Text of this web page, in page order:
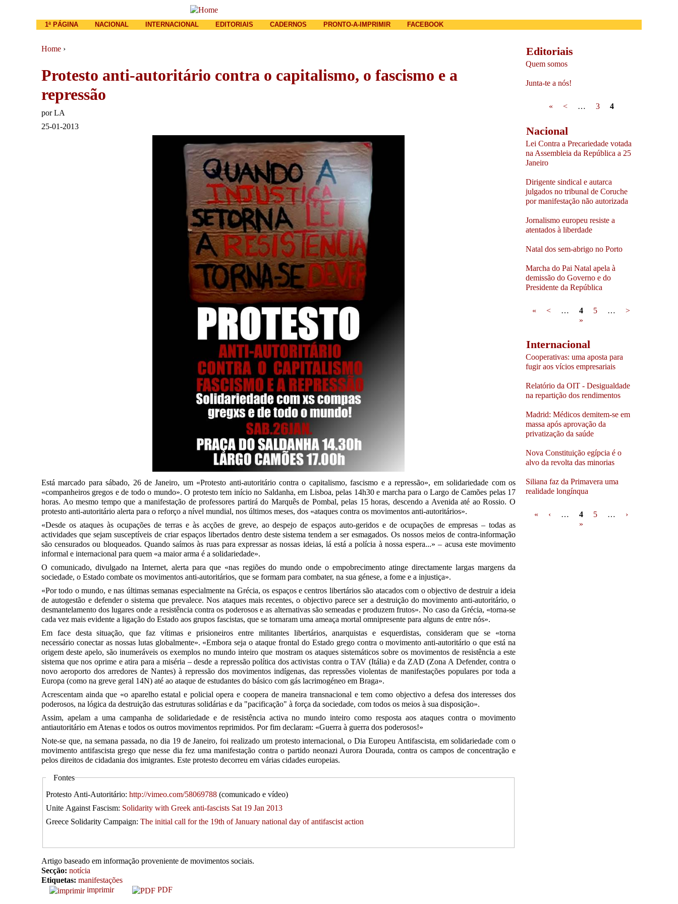
You are here
Home ›
Protesto anti-autoritário contra o capitalismo, o fascismo e a
repressão
porLA
25-01-2013
Está marcado para sábado, 26 de Janeiro, um «Protesto anti-autoritário contra o capitalismo, fascismo e a repressão», em solidariedade com os
«companheiros gregos e de todo o mundo». O protesto tem início no Saldanha, em Lisboa, pelas 14h30 e marcha para o Largo de Camões pelas 17
horas. Ao mesmo tempo que a manifestação de professores partirá do Marquês de Pombal, pelas 15 horas, descendo a Avenida até ao Rossio. O
protesto anti-autoritário alerta para o reforço a nível mundial, nos últimos meses, dos «ataques contra os movimentos anti-autoritários».
«Desde os ataques às ocupações de terras e às acções de greve, ao despejo de espaços auto-geridos e de ocupações de empresas – todas as
actividades que sejam susceptíveis de criar espaços libertados dentro deste sistema tendem a ser esmagados. Os nossos meios de contra-informação
são censurados ou bloqueados. Quando saímos às ruas para expressar as nossas ideias, lá está a polícia à nossa espera...» – acusa este movimento
informal e internacional para quem «a maior arma é a solidariedade».
O comunicado, divulgado na Internet, alerta para que «nas regiões do mundo onde o empobrecimento atinge directamente largas margens da
sociedade, o Estado combate os movimentos anti-autoritários, que se formam para combater, na sua génese, a fome e a injustiça».
«Por todo o mundo, e nas últimas semanas especialmente na Grécia, os espaços e centros libertários são atacados com o objectivo de destruir a ideia
de autogestão e defender o sistema que prevalece. Nos ataques mais recentes, o objectivo parece ser a destruição do movimento anti-autoritário, o
desmantelamento dos lugares onde a resistência contra os poderosos e as alternativas são semeadas e produzem frutos». No caso da Grécia, «torna-se
cada vez mais evidente a ligação do Estado aos grupos fascistas, que se tornaram uma ameaça mortal omnipresente para alguns de entre nós».
Em face desta situação, que faz vítimas e prisioneiros entre militantes libertários, anarquistas e esquerdistas, consideram que se «torna
necessário conectar as nossas lutas globalmente». «Embora seja o ataque frontal do Estado grego contra o movimento anti-autoritário o que está na
origem deste apelo, são inumeráveis os exemplos no mundo inteiro que mostram os ataques sistemáticos sobre os movimentos de resistência a este
sistema que nos oprime e atira para a miséria – desde a repressão política dos activistas contra o TAV (Itália) e da ZAD (Zona A Defender, contra o
novo aeroporto dos arredores de Nantes) à repressão dos movimentos indígenas, das repressões violentas de manifestações populares por toda a
Europa (como na greve geral 14N) até ao ataque de estudantes do básico com gás lacrimogéneo em Braga».
Acrescentam ainda que «o aparelho estatal e policial opera e coopera de maneira transnacional e tem como objectivo a defesa dos interesses dos
poderosos, na lógica da destruição das estruturas solidárias e da "pacificação" à força da sociedade, com todos os meios à sua disposição».
Assim, apelam a uma campanha de solidariedade e de resistência activa no mundo inteiro como resposta aos ataques contra o movimento
antiautoritário em Atenas e todos os outros movimentos reprimidos. Por fim declaram: «Guerra à guerra dos poderosos!»
Note-se que, na semana passada, no dia 19 de Janeiro, foi realizado um protesto internacional, o Dia Europeu Antifascista, em solidariedade com o
movimento antifascista grego que nesse dia fez uma manifestação contra o partido neonazi Aurora Dourada, contra os campos de concentração e
pelos direitos de cidadania dos imigrantes. Este protesto decorreu em várias cidades europeias.
Fontes
Protesto Anti-Autoritário:http://vimeo.com/58069788 (comunicado e vídeo)
Unite Against Fascism: Solidarity with Greek anti-fascists Sat 19 Jan 2013
Greece Solidarity Campaign:The initial call for the 19th of January national day of antifascist action
Artigo baseado em informação proveniente de movimentos sociais.
Secção: notícia
Etiquetas: manifestações
imprimir
PDF
Main menu
1ª PÁGINA NACIONAL INTERNACIONAL EDITORIAIS CADERNOS PRONTO-A-IMPRIMIR FACEBOOK
Editoriais
Quem somos
Junta-te a nós!
Pages
« < … 3 4
Nacional
Lei Contra a Precariedade votada
na Assembleia da República a 25
Janeiro
Dirigente sindical e autarca
julgados no tribunal de Coruche
por manifestação não autorizada
Jornalismo europeu resiste a
atentados à liberdade
Natal dos sem-abrigo no Porto
Marcha do Pai Natal apela à
demissão do Governo e do
Presidente da República
Pages
« < … 4 5 …
>
»
Internacional
Cooperativas: uma aposta para
fugir aos vícios empresariais
Relatório da OIT - Desigualdade
na repartição dos rendimentos
Madrid: Médicos demitem-se em
massa após aprovação da
privatização da saúde
Nova Constituição egípcia é o
alvo da revolta das minorias
Siliana faz da Primavera uma
realidade longínqua
Pages
« ‹ … 4 5 …
›
»